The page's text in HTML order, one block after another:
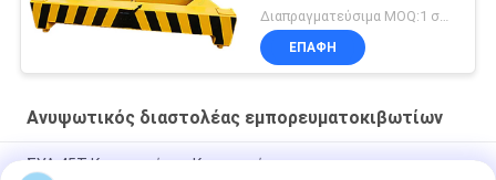
εμπορευματοκιβωτίων
ανυψωτικών
Διαπραγματεύσιμα MOQ:1 σύνολο
ΕΠΑΦΉ
Ανυψωτικός διαστολέας εμπορευματοκιβωτίων
ΣΥΛ 45Τ Κερανοφόρος Κερανοφόρος